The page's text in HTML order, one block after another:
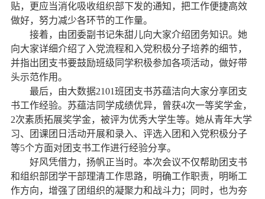
贴，更应当消化吸收组织部下发的通知，把工作便捷高效
做好，努力减少各环节的工作量。
接着，由团委副书记朱甜儿向大家介绍团务知识。她
向大家详细介绍了入党流程和入党积极分子培养的细节，
并指出团支书要鼓励班级同学积极参加各项活动，做好带
头示范作用。
最后，由大数据2101班团支书苏蕴洁向大家分享团支
书工作经验。苏蕴洁同学成绩优异，曾获4次一等奖学金，
2次素质拓展奖学金，被评为优秀大学生等。她从青年大学
习、团课团日活动开展和录入、评选入团和入党积极分子
等5个方面对团支书工作进行经验分享。
好风凭借力，扬帆正当时。本次会议不仅帮助团支书
和组织部团学干部理清工作思路，明确工作职责，明晰工
作方向，增强了团组织的凝聚力和战斗力；同时，也为夯